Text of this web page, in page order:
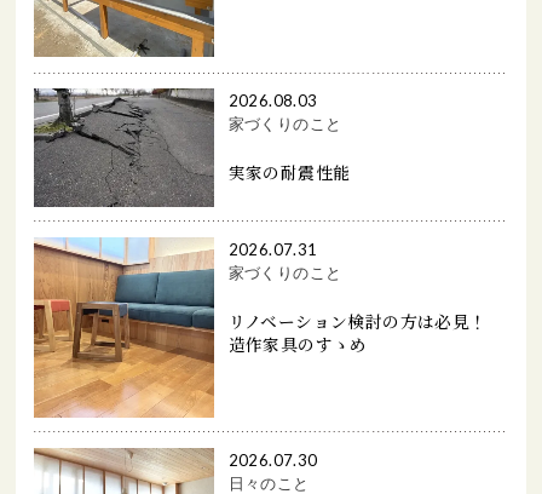
2026.08.03
家づくりのこと
実家の耐震性能
2026.07.31
家づくりのこと
リノベーション検討の方は必見！
造作家具のすゝめ
2026.07.30
日々のこと